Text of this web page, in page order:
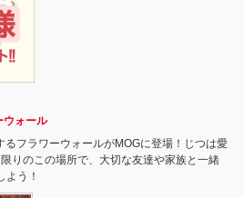
ウォール
フラワーウォールがMOGに登場！じつは愛
りのこの場所で、大切な友達や家族と一緒
よう！